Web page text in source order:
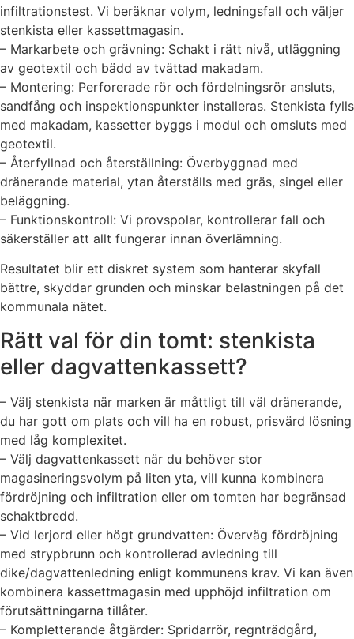
infiltrationstest. Vi beräknar volym, ledningsfall och väljer
stenkista eller kassettmagasin.
– Markarbete och grävning: Schakt i rätt nivå, utläggning
av geotextil och bädd av tvättad makadam.
– Montering: Perforerade rör och fördelningsrör ansluts,
sandfång och inspektionspunkter installeras. Stenkista fylls
med makadam, kassetter byggs i modul och omsluts med
geotextil.
– Återfyllnad och återställning: Överbyggnad med
dränerande material, ytan återställs med gräs, singel eller
beläggning.
– Funktionskontroll: Vi provspolar, kontrollerar fall och
säkerställer att allt fungerar innan överlämning.
Resultatet blir ett diskret system som hanterar skyfall
bättre, skyddar grunden och minskar belastningen på det
kommunala nätet.
Rätt val för din tomt: stenkista
eller dagvattenkassett?
– Välj stenkista när marken är måttligt till väl dränerande,
du har gott om plats och vill ha en robust, prisvärd lösning
med låg komplexitet.
– Välj dagvattenkassett när du behöver stor
magasineringsvolym på liten yta, vill kunna kombinera
fördröjning och infiltration eller om tomten har begränsad
schaktbredd.
– Vid lerjord eller högt grundvatten: Överväg fördröjning
med strypbrunn och kontrollerad avledning till
dike/dagvattenledning enligt kommunens krav. Vi kan även
kombinera kassettmagasin med upphöjd infiltration om
förutsättningarna tillåter.
– Kompletterande åtgärder: Spridarrör, regnträdgård,